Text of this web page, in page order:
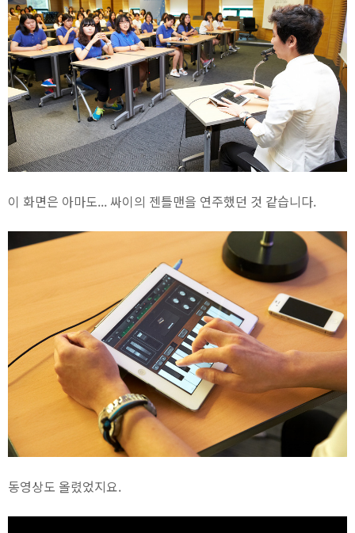
이 화면은 아마도... 싸이의 젠틀맨을 연주했던 것 같습니다.
동영상도 올렸었지요.